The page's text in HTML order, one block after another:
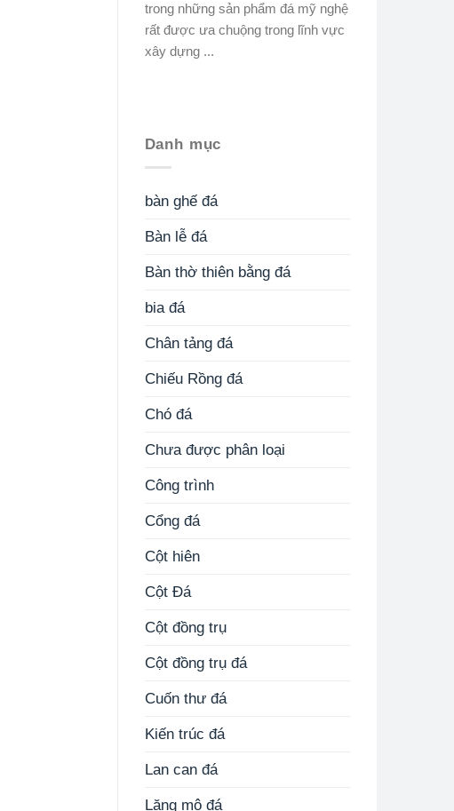
trong những sản phẩm đá mỹ nghệ
rất được ưa chuộng trong lĩnh vực
xây dựng ...
Danh mục
bàn ghế đá
Bàn lễ đá
Bàn thờ thiên bằng đá
bia đá
Chân tảng đá
Chiếu Rồng đá
Chó đá
Chưa được phân loại
Công trình
Cổng đá
Cột hiên
Cột Đá
Cột đồng trụ
Cột đồng trụ đá
Cuốn thư đá
Kiến trúc đá
Lan can đá
Lăng mộ đá